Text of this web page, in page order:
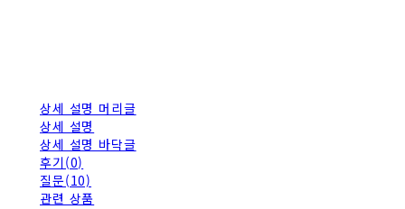
상세 설명 머리글
상세 설명
상세 설명 바닥글
후기(0)
질문(10)
관련 상품